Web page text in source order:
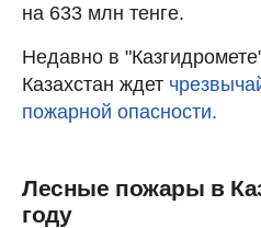
на 633 млн тенге.
Недавно в
Казахстан ждет
пожарной опасности.
Лесные пожары в
году